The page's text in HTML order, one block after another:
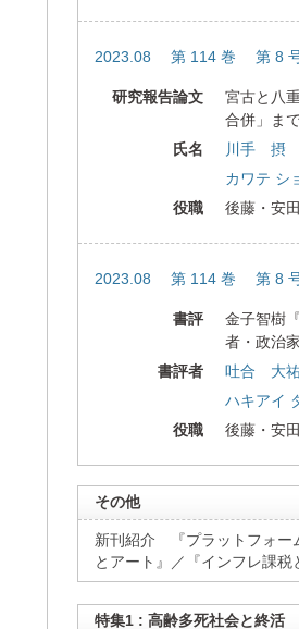
2023.08 第 114 巻 第 8
研究報告論文
宮古と八
合併」ま
氏名
川手 摂
カワテ シ
役職
後藤・安
2023.08 第 114 巻 第 8
書評
金子智樹
者・政治家
書評者
吐合 大
ハキアイ
役職
後藤・安
その他
新刊紹介 『プラットフォー
とアート』／『インフレ課税
特集1 : 高齢多死社会と終活